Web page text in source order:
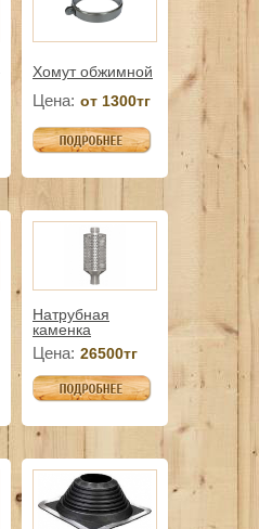
Хомут обжимной
Цена: от 1300тг
Натрубная
каменка
Цена: 26500тг